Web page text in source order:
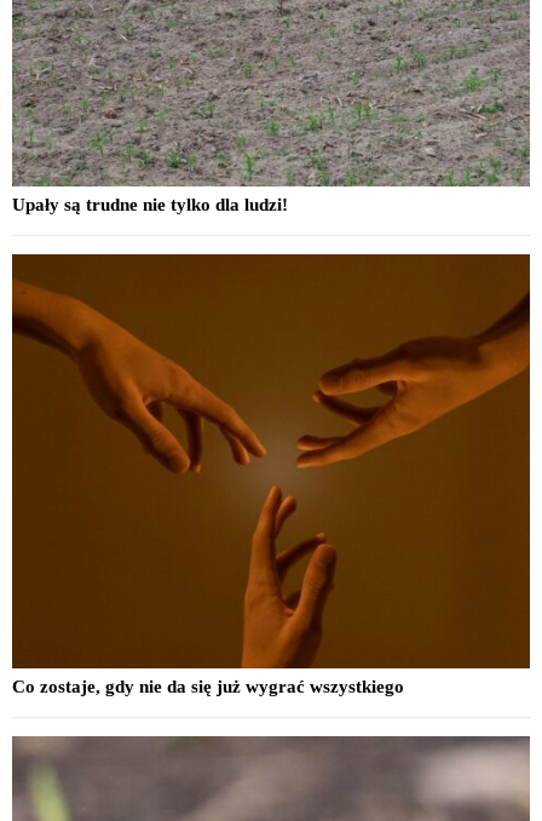
Upały są trudne nie tylko dla ludzi!
Co zostaje, gdy nie da się już wygrać wszystkiego